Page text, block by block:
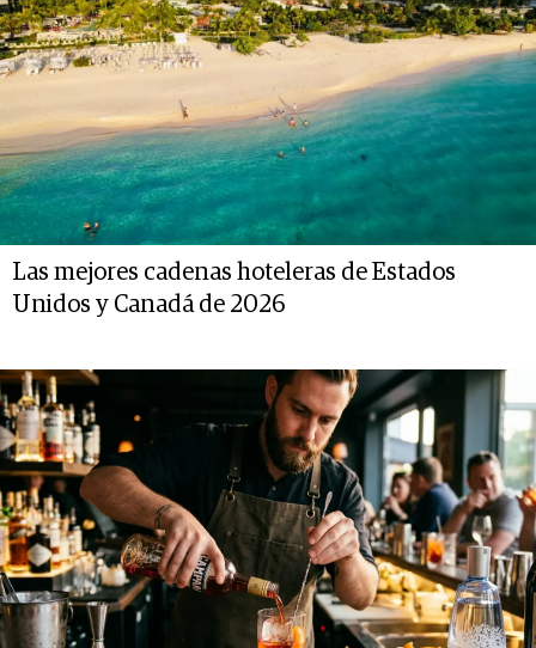
Las mejores cadenas hoteleras de Estados
Unidos y Canadá de 2026